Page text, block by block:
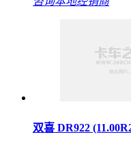
双喜 DR922